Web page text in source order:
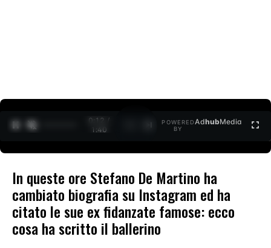
0:12 /
1:40
POWERED
BY
AdhubMedia
In queste ore Stefano De Martino ha
cambiato biografia su Instagram ed ha
citato le sue ex fidanzate famose: ecco
cosa ha scritto il ballerino